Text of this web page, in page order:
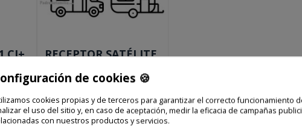
CI+
RECEPTOR SATÉLITE
Precio final
79,00 €
de cookies 🍪
cookies propias y de terceros para garantizar el correcto funcionamiento
el uso del sitio y, en caso de aceptación, medir la eficacia de campañas
con nuestros productos y servicios.